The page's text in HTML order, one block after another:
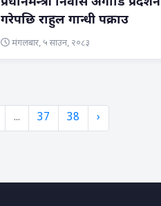
गरेपछि राहुल गान्धी पक्राउ
मंगलबार, ५ साउन, २०८३
... 37 38 ›